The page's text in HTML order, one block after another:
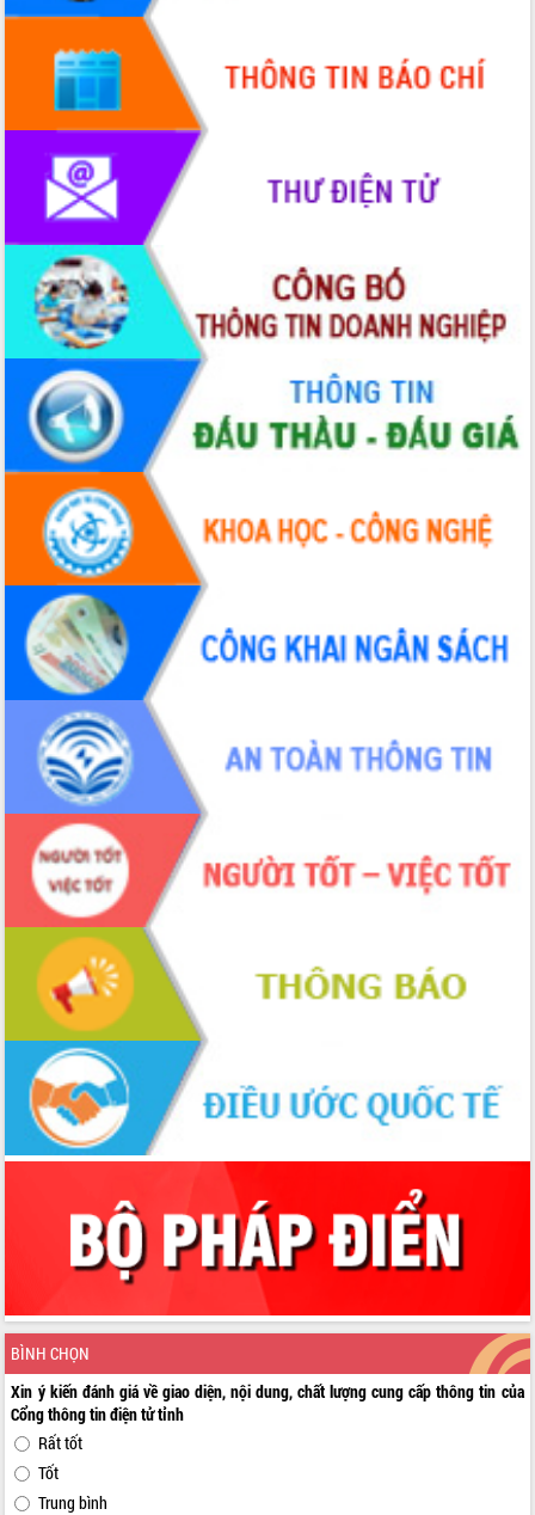
BÌNH CHỌN
Xin ý kiến đánh giá về giao diện, nội dung, chất lượng cung cấp thông tin của
Cổng thông tin điện tử tỉnh
Rất tốt
Tốt
Trung bình